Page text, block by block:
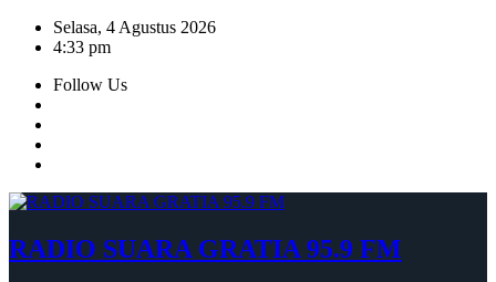
Skip
Selasa, 4 Agustus 2026
4:33 pm
Follow Us
RADIO SUARA GRATIA 95.9 FM